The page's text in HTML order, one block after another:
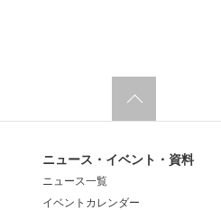
ニュース・イベント・資料
ニュース一覧
イベントカレンダー